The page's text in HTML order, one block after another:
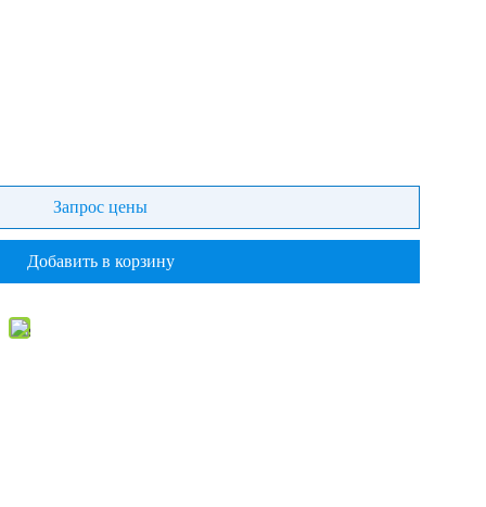
Запрос цены
Добавить в корзину